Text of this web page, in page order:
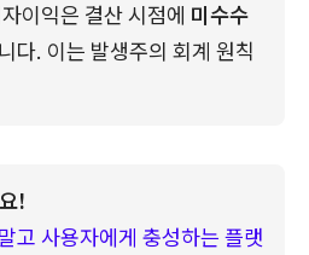
이익은 결산 시점에 미수수
다. 이는 발생주의 회계 원칙
!
고 사용자에게 충성하는 플랫